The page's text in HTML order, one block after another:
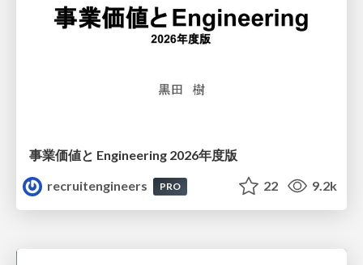
事業価値と Engineering 2026年度版
recruitengineers
PRO 22 9.2k